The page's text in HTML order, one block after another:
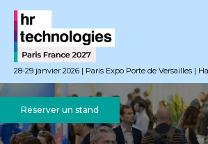
28-29 janvier 2026 | Paris Expo Porte de Versailles |
Réserver un stand